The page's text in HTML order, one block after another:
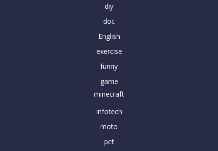
diy
doc
English
exercise
funny
game
minecraft
infotech
moto
pet